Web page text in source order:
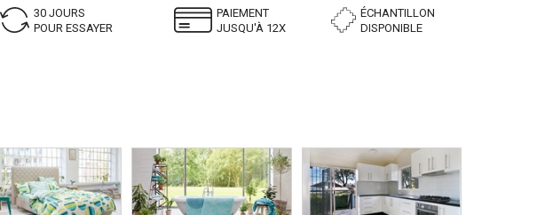
30 JOURS
POUR ESSAYER
PAIEMENT
JUSQU'À 12X
ÉCHANTILLON
DISPONIBLE